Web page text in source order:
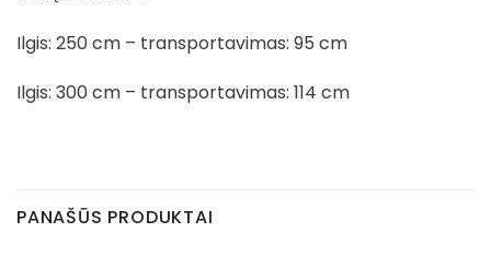
Ilgis: 250 cm – transportavimas: 95 cm
Ilgis: 300 cm – transportavimas: 114 cm
PANAŠŪS PRODUKTAI